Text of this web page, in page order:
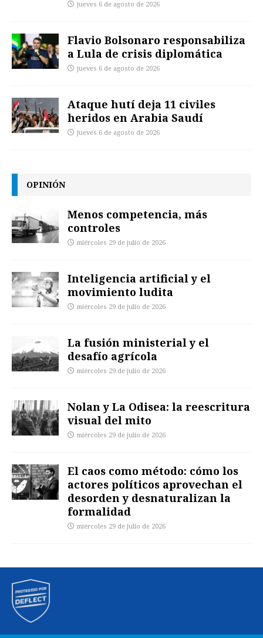
jueves 6 de agosto de 2026
Flavio Bolsonaro responsabiliza
a Lula de crisis diplomática
jueves 6 de agosto de 2026
Ataque hutí deja 11 civiles
heridos en Arabia Saudí
jueves 6 de agosto de 2026
OPINIÓN
Menos competencia, más
controles
miércoles 29 de julio de 2026
Inteligencia artificial y el
movimiento ludita
miércoles 29 de julio de 2026
La fusión ministerial y el
desafío agrícola
miércoles 29 de julio de 2026
Nolan y La Odisea: la reescritura
visual del mito
miércoles 29 de julio de 2026
El caos como método: cómo los
actores políticos aprovechan el
desorden y desnaturalizan la
formalidad
miércoles 29 de julio de 2026